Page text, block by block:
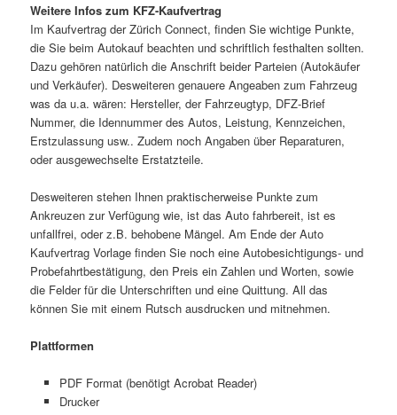
Weitere Infos zum KFZ-Kaufvertrag
Im Kaufvertrag der Zürich Connect, finden Sie wichtige Punkte,
die Sie beim Autokauf beachten und schriftlich festhalten sollten.
Dazu gehören natürlich die Anschrift beider Parteien (Autokäufer
und Verkäufer). Desweiteren genauere Angeaben zum Fahrzeug
was da u.a. wären: Hersteller, der Fahrzeugtyp, DFZ-Brief
Nummer, die Idennummer des Autos, Leistung, Kennzeichen,
Erstzulassung usw.. Zudem noch Angaben über Reparaturen,
oder ausgewechselte Erstatzteile.
Desweiteren stehen Ihnen praktischerweise Punkte zum
Ankreuzen zur Verfügung wie, ist das Auto fahrbereit, ist es
unfallfrei, oder z.B. behobene Mängel. Am Ende der Auto
Kaufvertrag Vorlage finden Sie noch eine Autobesichtigungs- und
Probefahrtbestätigung, den Preis ein Zahlen und Worten, sowie
die Felder für die Unterschriften und eine Quittung. All das
können Sie mit einem Rutsch ausdrucken und mitnehmen.
Plattformen
PDF Format (benötigt Acrobat Reader)
Drucker